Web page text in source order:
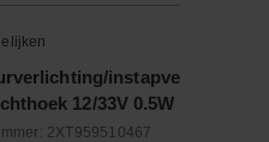
instapverlichting
12/33V 0.5W
2XT959510467